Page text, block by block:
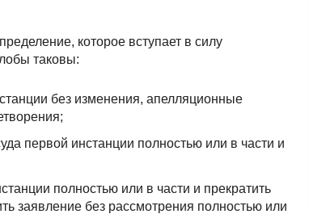
которое вступает в силу
таковы:
без изменения, апелляционные
первой инстанции полностью или в части и
полностью или в части и прекратить
заявление без рассмотрения полностью или